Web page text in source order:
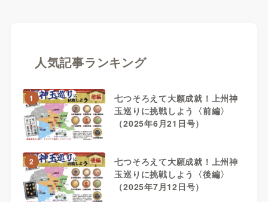
人気記事ランキング
1
七つそろえて大願成就！上州神
玉巡りに挑戦しよう〈前編〉
（2025年6月21日号）
2
七つそろえて大願成就！上州神
玉巡りに挑戦しよう〈後編〉
（2025年7月12日号）